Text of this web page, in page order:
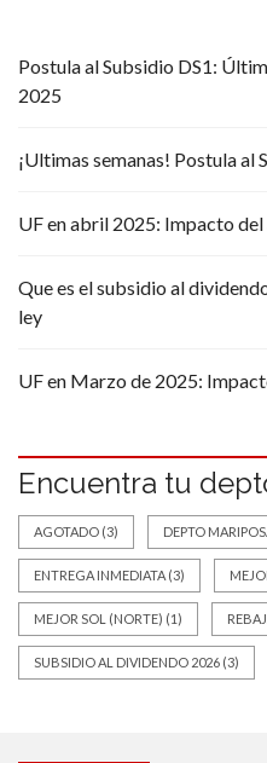
Postula al Subsidio DS1:
2025
¡Ultimas semanas! Postula al
UF en abril 2025: Impacto
Que es el subsidio al
ley
UF en Marzo de 2025:
Encuentra tu
AGOTADO (3) DEPTO
ENTREGA INMEDIATA (3)
MEJOR SOL (NORTE) (1)
SUBSIDIO AL DIVIDENDO 2026 (3)